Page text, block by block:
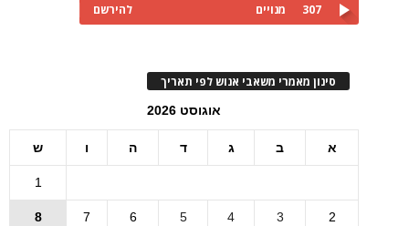
307 מנויים להירשם
סינון מאמרי משאבי אנוש לפי תאריך
אוגוסט 2026
א ב ג ד ה ו ש
1
2
3
4
5
6
7
8